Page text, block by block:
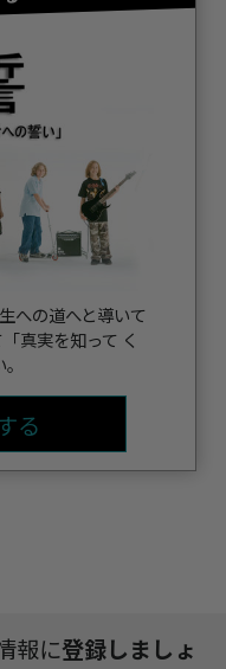
への道へと導いて
真実を知って く
る
報に登録しましょ